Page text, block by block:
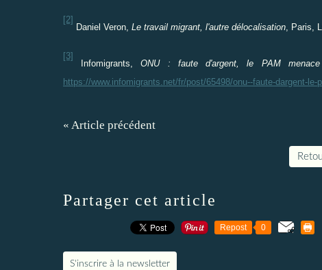
[2]
Daniel Veron, Le travail migrant, l'autre délocalisation , Paris,
[3]
Infomigrants,ONU : faute d'argent, le PAM
https://www.infomigrants.net/fr/post/65498/onu--faute-dargent-
« Article précédent
Partager cet article
Repost 0
S'inscrire à la newsletter